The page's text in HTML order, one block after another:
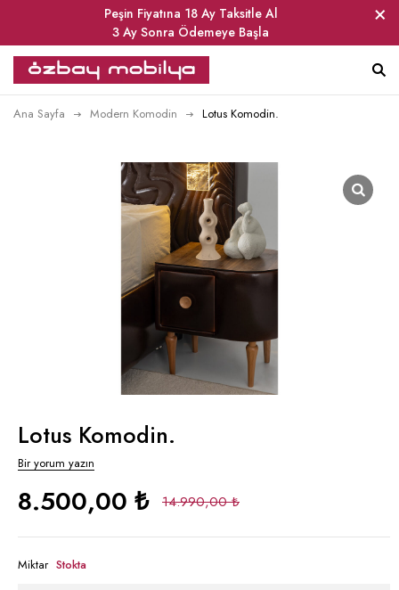
Peşin Fiyatına 18 Ay Taksitle Al
3 Ay Sonra Ödemeye Başla
Ana Sayfa Modern Komodin Lotus Komodin.
Lotus Komodin.
Bir yorum yazın
14.990,00₺
8.500,00 ₺
Miktar Stokta